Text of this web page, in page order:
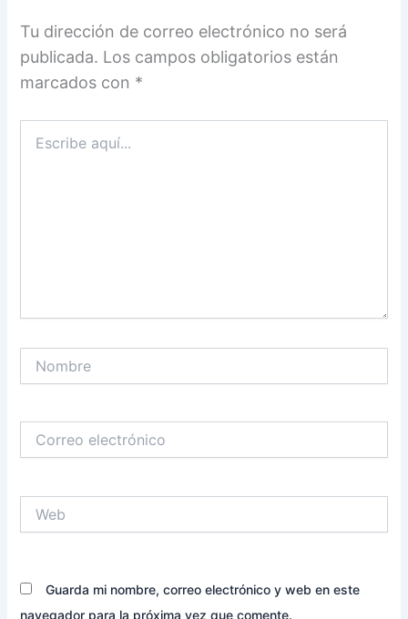
Tu dirección de correo electrónico no será
publicada. Los campos obligatorios están
marcados con *
aquí...
electrónico
Guarda mi nombre, correo electrónico y web en este
navegador para la próxima vez que comente.